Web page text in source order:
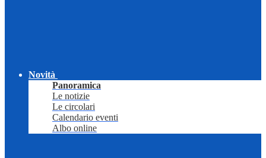
Novità
Panoramica
Le notizie
Le circolari
Calendario eventi
Albo online